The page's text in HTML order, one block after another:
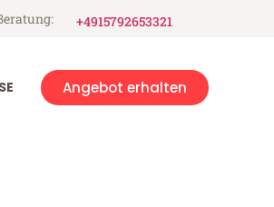
+4915792653321
Angebot erhalten